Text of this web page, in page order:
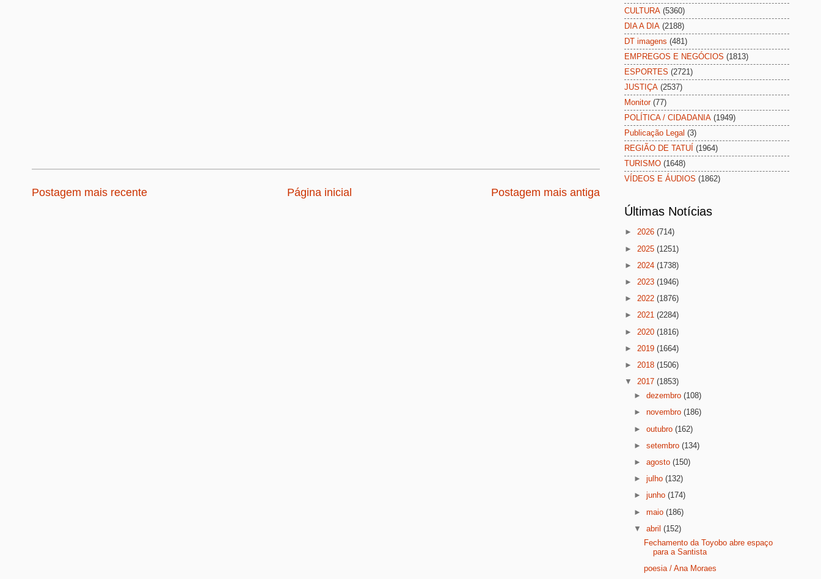
Postagem mais recente Postagem mais antiga
Página inicial
CULTURA (5360)
DIA A DIA (2188)
DT imagens (481)
EMPREGOS E NEGÓCIOS (1813)
ESPORTES (2721)
JUSTIÇA (2537)
Monitor (77)
POLÍTICA / CIDADANIA (1949)
Publicação Legal (3)
REGIÃO DE TATUÍ (1964)
TURISMO (1648)
VÍDEOS E ÁUDIOS (1862)
Últimas Notícias
► 2026 (714)
► 2025 (1251)
► 2024 (1738)
► 2023 (1946)
► 2022 (1876)
► 2021 (2284)
► 2020 (1816)
► 2019 (1664)
► 2018 (1506)
▼ 2017 (1853)
►dezembro(108)
►novembro(186)
►outubro(162)
►setembro(134)
►agosto(150)
►julho(132)
►junho(174)
►maio(186)
▼abril(152)
Fechamento da Toyobo abre espaço
para a Santista
poesia / Ana Moraes